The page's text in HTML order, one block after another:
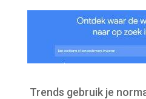
Trends gebruik je